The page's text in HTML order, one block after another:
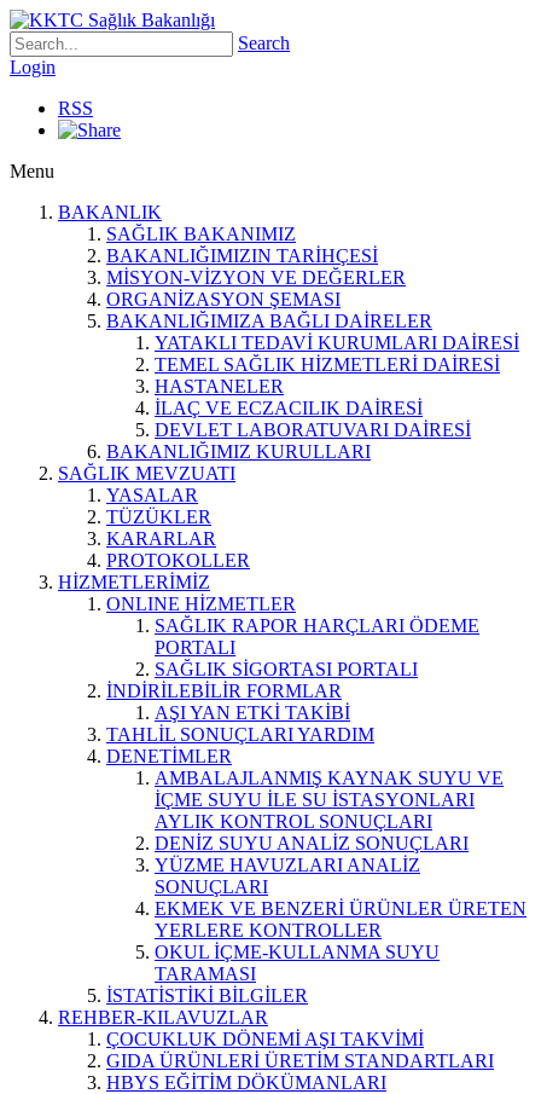
Search
Login
RSS
Menu
BAKANLIK
SAĞLIK BAKANIMIZ
BAKANLIĞIMIZIN TARİHÇESİ
MİSYON-VİZYON VE DEĞERLER
ORGANİZASYON ŞEMASI
BAKANLIĞIMIZA BAĞLI DAİRELER
YATAKLI TEDAVİ KURUMLARI DAİRESİ
TEMEL SAĞLIK HİZMETLERİ DAİRESİ
HASTANELER
İLAÇ VE ECZACILIK DAİRESİ
DEVLET LABORATUVARI DAİRESİ
BAKANLIĞIMIZ KURULLARI
SAĞLIK MEVZUATI
YASALAR
TÜZÜKLER
KARARLAR
PROTOKOLLER
HİZMETLERİMİZ
ONLINE HİZMETLER
SAĞLIK RAPOR HARÇLARI ÖDEME
PORTALI
SAĞLIK SİGORTASI PORTALI
İNDİRİLEBİLİR FORMLAR
AŞI YAN ETKİ TAKİBİ
TAHLİL SONUÇLARI YARDIM
DENETİMLER
AMBALAJLANMIŞ KAYNAK SUYU VE
İÇME SUYU İLE SU İSTASYONLARI
AYLIK KONTROL SONUÇLARI
DENİZ SUYU ANALİZ SONUÇLARI
YÜZME HAVUZLARI ANALİZ
SONUÇLARI
EKMEK VE BENZERİ ÜRÜNLER ÜRETEN
YERLERE KONTROLLER
OKUL İÇME-KULLANMA SUYU
TARAMASI
İSTATİSTİKİ BİLGİLER
REHBER-KILAVUZLAR
ÇOCUKLUK DÖNEMİ AŞI TAKVİMİ
GIDA ÜRÜNLERİ ÜRETİM STANDARTLARI
HBYS EĞİTİM DÖKÜMANLARI